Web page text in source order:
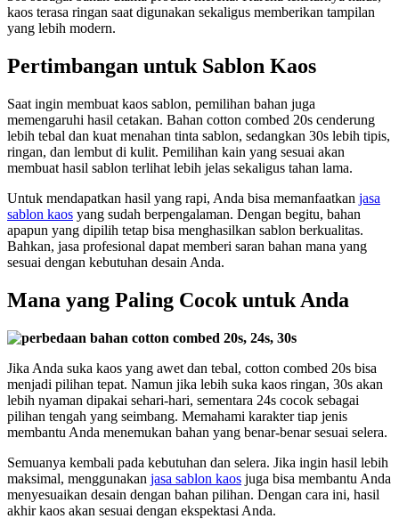
kaos terasa ringan saat digunakan sekaligus memberikan tampilan
yang lebih modern.
Pertimbangan untuk Sablon Kaos
Saat ingin membuat kaos sablon, pemilihan bahan juga
memengaruhi hasil cetakan. Bahan cotton combed 20s cenderung
lebih tebal dan kuat menahan tinta sablon, sedangkan 30s lebih tipis,
ringan, dan lembut di kulit. Pemilihan kain yang sesuai akan
membuat hasil sablon terlihat lebih jelas sekaligus tahan lama.
Untuk mendapatkan hasil yang rapi, Anda bisa memanfaatkan jasa
sablon kaos yang sudah berpengalaman. Dengan begitu, bahan
apapun yang dipilih tetap bisa menghasilkan sablon berkualitas.
Bahkan, jasa profesional dapat memberi saran bahan mana yang
sesuai dengan kebutuhan desain Anda.
Mana yang Paling Cocok untuk Anda
Jika Anda suka kaos yang awet dan tebal, cotton combed 20s bisa
menjadi pilihan tepat. Namun jika lebih suka kaos ringan, 30s akan
lebih nyaman dipakai sehari-hari, sementara 24s cocok sebagai
pilihan tengah yang seimbang. Memahami karakter tiap jenis
membantu Anda menemukan bahan yang benar-benar sesuai selera.
Semuanya kembali pada kebutuhan dan selera. Jika ingin hasil lebih
maksimal, menggunakan jasa sablon kaos juga bisa membantu Anda
menyesuaikan desain dengan bahan pilihan. Dengan cara ini, hasil
akhir kaos akan sesuai dengan ekspektasi Anda.